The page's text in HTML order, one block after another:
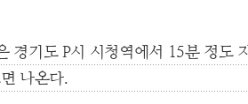
경기도 P시 시청역에서 15분 정도
나온다.